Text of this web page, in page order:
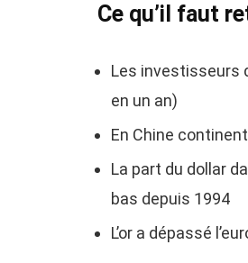
Ce qu’il faut
Les investisseurs
en un an)
En Chine
La part du dollar
bas depuis 1994
L’or a dépassé